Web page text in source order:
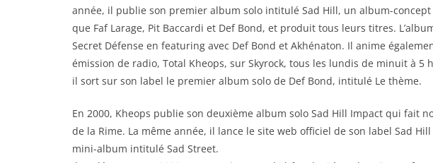
année, il publie son premier album solo intitulé Sad Hill, un album-
que Faf Larage, Pit Baccardi et Def Bond, et produit tous leurs titres.
Secret Défense en featuring avec Def Bond et Akhénaton. Il anime
émission de radio, Total Kheops, sur Skyrock, tous les lundis de minuit à 5
il sort sur son label le premier album solo de Def Bond, intitulé Le thème.
En 2000, Kheops publie son deuxième album solo Sad Hill Impact qui fait
de la Rime. La même année, il lance le site web officiel de son label Sad
mini-album intitulé Sad Street.